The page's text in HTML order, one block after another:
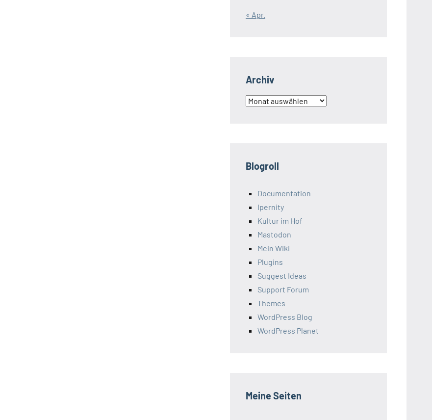
« Apr.
Archiv
Archiv
Blogroll
Documentation
Ipernity
Kultur im Hof
Mastodon
Mein Wiki
Plugins
Suggest Ideas
Support Forum
Themes
WordPress Blog
WordPress Planet
Meine Seiten